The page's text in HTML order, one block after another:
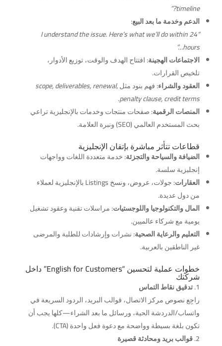
timeline?”
الدعم وخدمة ما بعد البيع:
“I understand the issue. Here’s what we’ll do within 24
hours…”
الاجتماعات الهجينة: افتتاح الهدف والوقت، توزيع الأدوار،
تلخيص القرارات.
العقود والشراء: فهم بنود مثلscope, deliverables, renewal,
penalty clause, credit terms
.
المنصات الرقمية: صفحات منتجات وخدمات بالإنجليزية تراعي
بحث المستخدم العالمي (SEO) ونبرة العلامة.
قطاعات تتأثر مباشرة بإتقان الإنجليزية
الضيافة والسياحة والتجزئة: خدمة متعددة اللغات وواجهات
إنجليزية سلسة.
العقارات
: جولات، عروض، ونسخ Listings بالإنجليزية لعملاء
من دول عديدة.
المال والتكنولوجيا واللوجستيات: مراسلات تقنية وعقود تشغيل
يومية مع شركاء عالميين.
التعليم والرعاية الصحية: نشرات وإرشادات للطلبة والمرضى
غير الناطقين بالعربية.
خطوات عملية لتحسين “English for Customers” داخل
شركتك
تدقيق نقاط التماس
راجِع نصوص مركز الاتصال، قوالب البريد، الردود السريعة في
واتساب/الدردشة الحية، ورسائل ما بعد الشراء—كلها يجب أن
تكون بلغة بسيطة وواضحة مع دعوة فعل واحدة (CTA).
قوالب بريد ومحادثة قصيرة